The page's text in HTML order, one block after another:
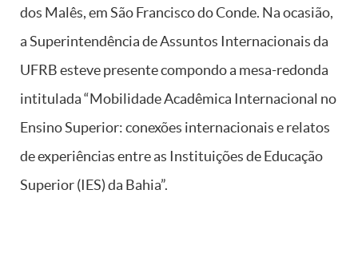
dos Malês, em São Francisco do Conde. Na ocasião,
a Superintendência de Assuntos Internacionais da
UFRB esteve presente compondo a mesa-redonda
intitulada “Mobilidade Acadêmica Internacional no
Ensino Superior: conexões internacionais e relatos
de experiências entre as Instituições de Educação
Superior (IES) da Bahia”.